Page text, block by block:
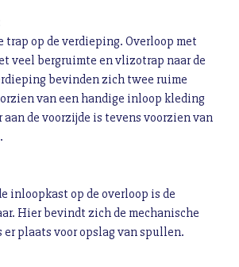
trap op de verdieping. Overloop met
veel bergruimte en vlizotrap naar de
bevinden zich twee ruime
van een handige inloop kleding
aan de voorzijde is tevens voorzien van
inloopkast op de overloop is de
Hier bevindt zich de mechanische
plaats voor opslag van spullen.